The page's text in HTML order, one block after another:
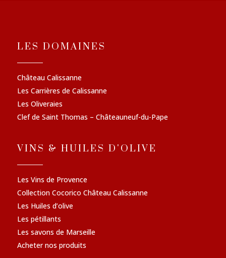
LES DOMAINES
Château Calissanne
Les Carrières de Calissanne
Les Oliveraies
Clef de Saint Thomas – Châteauneuf-du-Pape
VINS & HUILES D'OLIVE
Les Vins de Provence
Collection Cocorico Château Calissanne
Les Huiles d’olive
Les pétillants
Les savons de Marseille
Acheter nos produits